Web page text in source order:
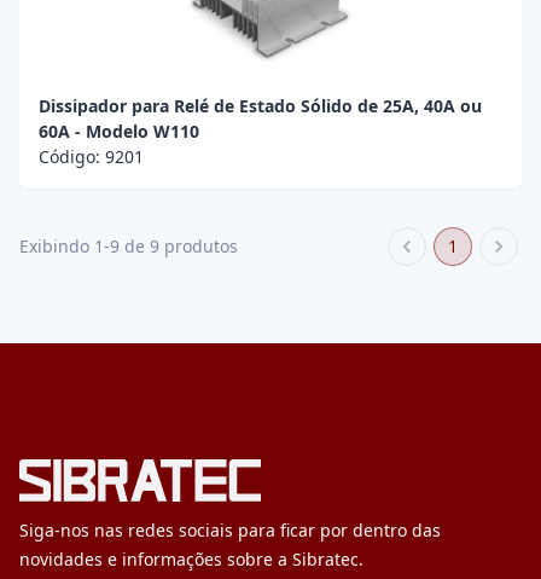
Dissipador para Relé de Estado Sólido de 25A, 40A ou
60A - Modelo W110
Código: 9201
Exibindo 1-9 de 9 produtos 1
Siga-nos nas redes sociais para ficar por dentro das
novidades e informações sobre a Sibratec.